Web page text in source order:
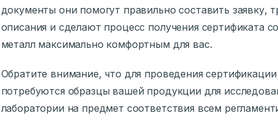
документы они помогут правильно составить заявку,
описания и сделают процесс получения сертификата
металл максимально комфортным для вас.
Обратите внимание, что для проведения
потребуются образцы вашей продукции для
лаборатории на предмет соответствия всем